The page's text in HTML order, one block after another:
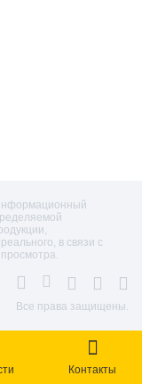
в связи с
Все права защищены.
Контакты